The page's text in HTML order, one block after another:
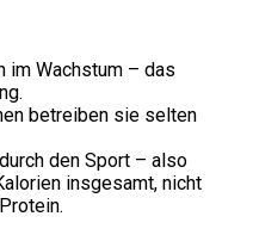
im Wachstum – das
betreiben sie selten
den Sport – also
insgesamt, nicht